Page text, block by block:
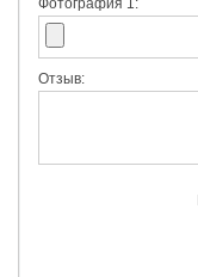
Фотография 1:
Отзыв: